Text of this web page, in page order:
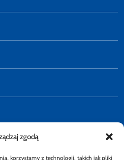
zgodą
korzystamy z technologii, takich jak pliki